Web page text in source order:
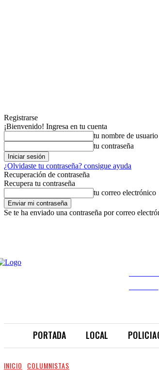
Registrarse
¡Bienvenido! Ingresa en tu cuenta
tu nombre de usuario
tu contraseña
¿Olvidaste tu contraseña? consigue ayuda
Recuperación de contraseña
Recupera tu contraseña
tu correo electrónico
Se te ha enviado una contraseña por correo
PORTADA LOCAL
INICIO COLUMNISTAS